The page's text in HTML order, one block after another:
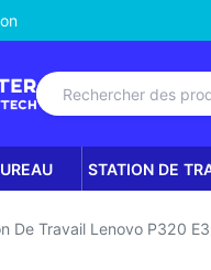
STATION DE
De Travail Lenovo P320